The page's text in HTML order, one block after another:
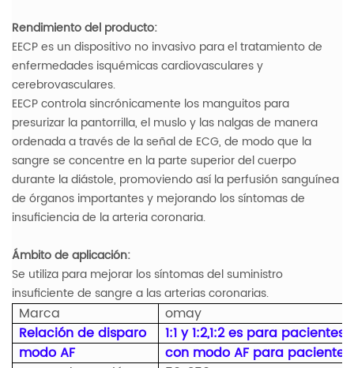
Rendimiento del producto:
EECP es un dispositivo no invasivo para el tratamiento de
enfermedades isquémicas cardiovasculares y
cerebrovasculares.
EECP controla sincrónicamente los manguitos para
presurizar la pantorrilla, el muslo y las nalgas de manera
ordenada a través de la señal de ECG, de modo que la
sangre se concentre en la parte superior del cuerpo
durante la diástole, promoviendo así la perfusión sanguínea
de órganos importantes y mejorando los síntomas de
insuficiencia de la arteria coronaria.
Ámbito de aplicación:
Se utiliza para mejorar los síntomas del suministro
insuficiente de sangre a las arterias coronarias.
Marca
omay
Relación de disparo
1:1 y 1:2,1:2 es para
modo AF
con modo AF para